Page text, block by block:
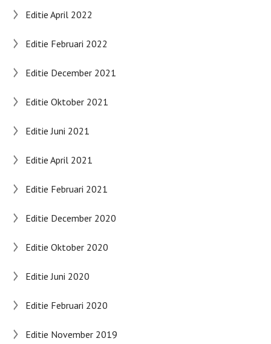
Editie April 2022
Editie Februari 2022
Editie December 2021
Editie Oktober 2021
Editie Juni 2021
Editie April 2021
Editie Februari 2021
Editie December 2020
Editie Oktober 2020
Editie Juni 2020
Editie Februari 2020
Editie November 2019